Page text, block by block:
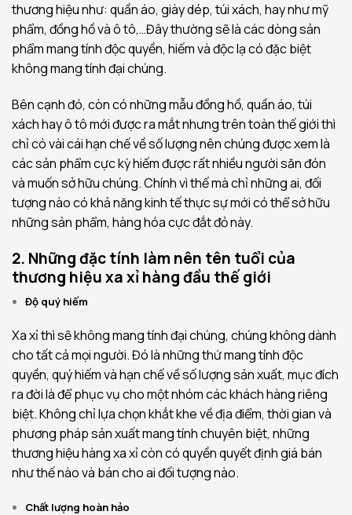
thương hiệu như: quần áo, giày dép, túi xách, hay như mỹ
phẩm, đồng hồ và ô tô,…Đây thường sẽ là các dòng sản
phẩm mang tính độc quyền, hiếm và độc lạ có đặc biệt
không mang tính đại chúng.
Bên cạnh đó, còn có những mẫu đồng hồ, quần áo, túi
xách hay ô tô mới được ra mắt nhưng trên toàn thế giới thì
chỉ có vài cái hạn chế về số lượng nên chúng được xem là
các sản phẩm cực kỳ hiếm được rất nhiều người săn đón
và muốn sở hữu chúng. Chính vì thế mà chỉ những ai, đối
tượng nào có khả năng kinh tế thực sự mới có thể sở hữu
những sản phẩm, hàng hóa cực đắt đỏ này.
2. Những đặc tính làm nên tên tuổi của
thương hiệu xa xỉ hàng đầu thế giới
Độ quý hiếm
Xa xỉ thì sẽ không mang tính đại chúng, chúng không dành
cho tất cả mọi người. Đó là những thứ mang tính độc
quyền, quý hiếm và hạn chế về số lượng sản xuất, mục đích
ra đời là để phục vụ cho một nhóm các khách hàng riêng
biệt. Không chỉ lựa chọn khắt khe về địa điểm, thời gian và
phương pháp sản xuất mang tính chuyên biệt, những
thương hiệu hàng xa xỉ còn có quyền quyết định giá bán
như thế nào và bán cho ai đối tượng nào.
Chất lượng hoàn hảo